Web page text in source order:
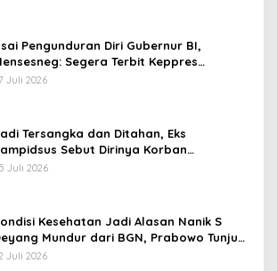
Pengunduran Diri Gubernur BI,
Segera Terbit Keppres
dengan Hormat
Juli 2026
Tersangka dan Ditahan, Eks
Sebut Dirinya Korban
Juli 2026
Kesehatan Jadi Alasan Nanik S
Mundur dari BGN, Prabowo Tunjuk
Sudaryono
Juli 2026